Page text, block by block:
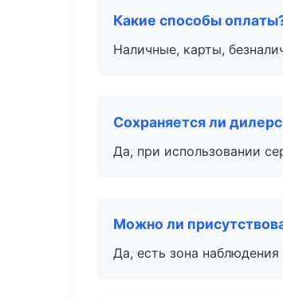
Какие способы
Наличные, карты,
Сохраняется ли
Да, при использовании
Можно ли
Да, есть зона